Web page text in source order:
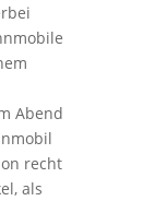
Abend
recht
als